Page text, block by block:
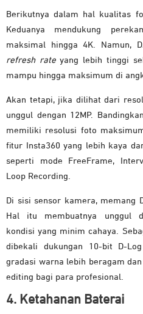
Berikutnya dalam hal kualitas
Keduanya mendukung
maksimal hingga 4K. Namun,
refresh rateyang lebih tinggi
mampu hingga maksimum di
Akan tetapi, jika dilihat dari
unggul dengan 12MP.
memiliki resolusi foto
fitur Insta360 yang lebih kaya
seperti mode FreeFrame,
Loop Recording.
Di sisi sensor kamera, memang
Hal itu membuatnya unggul
kondisi yang minim cahaya.
dibekali dukungan 10-bit D-
gradasi warna lebih beragam
editing bagi para profesional.
4. Ketahanan Baterai